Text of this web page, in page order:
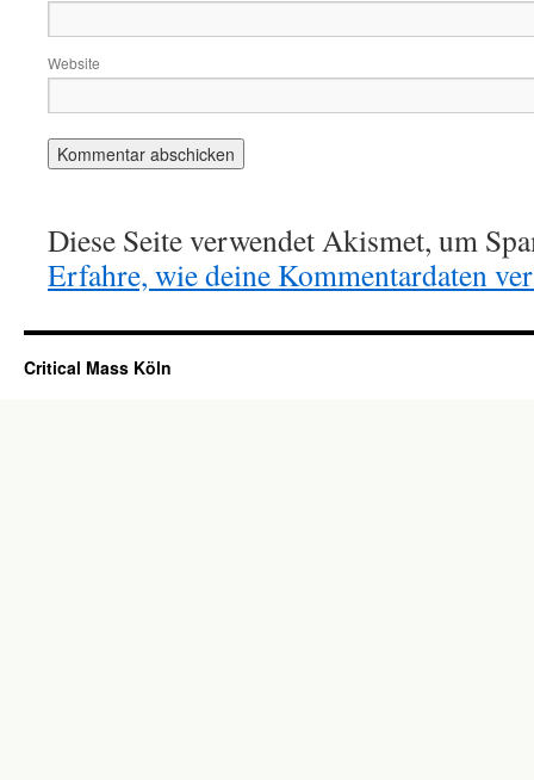
Website
Diese Seite verwendet Akismet, um
Erfahre, wie deine Kommentardaten
Critical Mass Köln